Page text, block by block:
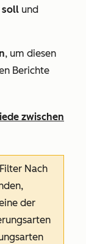
soll und
, um diesen
Berichte
zwischen
Nach
der